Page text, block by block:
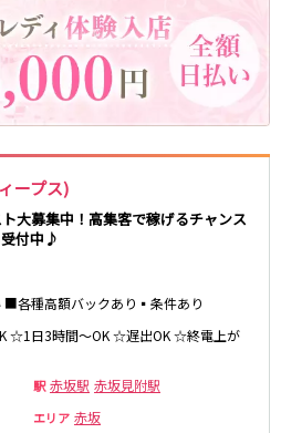
ープス)
大募集中！高集客で稼げるチャンス
付中♪
各種高額バックあり▪️条件あり
☆1日3時間～OK ☆遅出OK ☆終電上が
駅 赤坂駅 赤坂見附駅
エリア 赤坂
品川・大井町・大森
中野
葛西
小岩・新小岩
浅草・浅草橋・両国
大塚・巣鴨
府中
調布
国分寺
四谷・神楽坂
高田馬場・大久保
門前仲町駅
両国駅
飯田橋駅
森下駅
豊島園駅
錦糸町駅
吉祥寺駅
本八幡駅
津田沼駅
荻窪駅
阿佐ヶ谷駅